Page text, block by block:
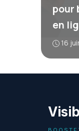
pour
en
16